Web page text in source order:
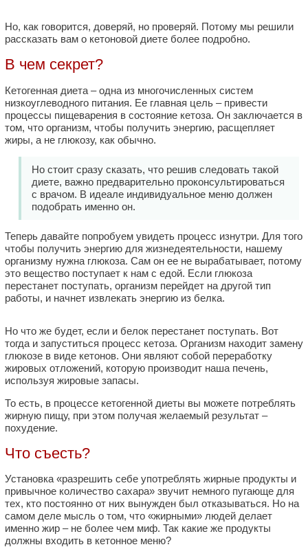
Но, как говорится, доверяй, но проверяй. Потому мы решили
рассказать вам о кетоновой диете более подробно.
В чем секрет?
Кетогенная диета – одна из многочисленных систем
низкоуглеводного питания. Ее главная цель – привести
процессы пищеварения в состояние кетоза. Он заключается в
том, что организм, чтобы получить энергию, расщепляет
жиры, а не глюкозу, как обычно.
Но стоит сразу сказать, что решив следовать такой
диете, важно предварительно проконсультироваться
с врачом. В идеале индивидуальное меню должен
подобрать именно он.
Теперь давайте попробуем увидеть процесс изнутри. Для того
чтобы получить энергию для жизнедеятельности, нашему
организму нужна глюкоза. Сам он ее не вырабатывает, потому
это вещество поступает к нам с едой. Если глюкоза
перестанет поступать, организм перейдет на другой тип
работы, и начнет извлекать энергию из белка.
Но что же будет, если и белок перестанет поступать. Вот
тогда и запуститься процесс кетоза. Организм находит замену
глюкозе в виде кетонов. Они являют собой переработку
жировых отложений, которую производит наша печень,
используя жировые запасы.
То есть, в процессе кетогенной диеты вы можете потреблять
жирную пищу, при этом получая желаемый результат –
похудение.
Что съесть?
Установка «разрешить себе употреблять жирные продукты и
привычное количество сахара» звучит немного пугающе для
тех, кто постоянно от них вынужден был отказываться. Но на
самом деле мысль о том, что «жирными» людей делает
именно жир – не более чем миф. Так какие же продукты
должны входить в кетонное меню?